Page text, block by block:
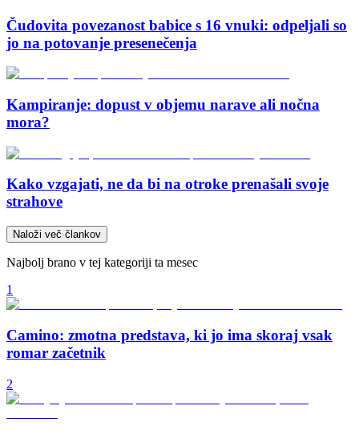
Čudovita povezanost babice s 16 vnuki: odpeljali so
jo na potovanje presenečenja
Kampiranje: dopust v objemu narave ali nočna
mora?
Kako vzgajati, ne da bi na otroke prenašali svoje
strahove
Naloži več člankov
Najbolj brano v tej kategoriji ta mesec
1
Camino: zmotna predstava, ki jo ima skoraj vsak
romar začetnik
2